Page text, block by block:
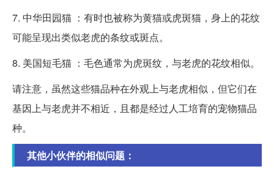
7. 中华田园猫 ：有时也被称为黄猫或虎斑猫，身上的花纹
可能呈现出类似老虎的条纹或斑点。
8. 美国短毛猫 ：毛色通常为虎斑纹，与老虎的花纹相似。
请注意，虽然这些猫品种在外观上与老虎相似，但它们在
基因上与老虎并不相近，且都是经过人工培育的宠物猫品
种。
其他小伙伴的相似问题：